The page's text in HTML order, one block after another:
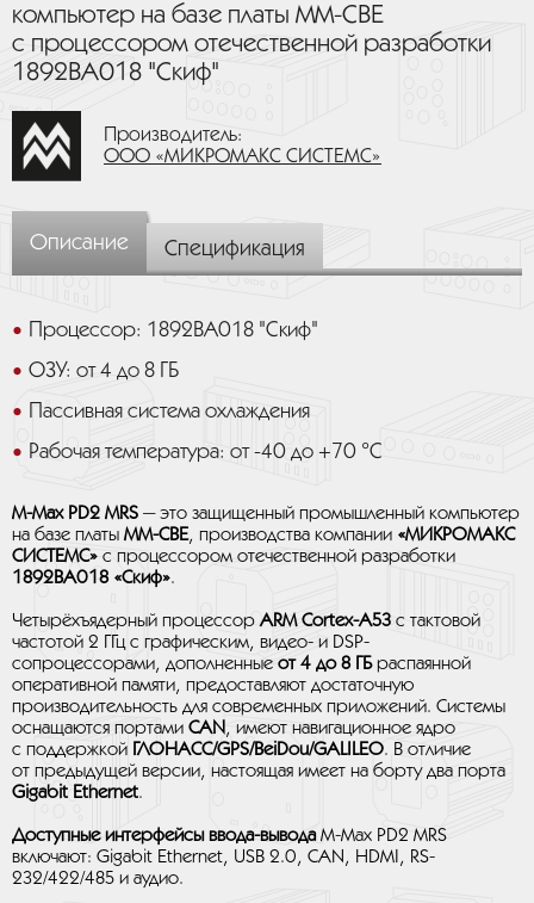
компьютер на базе платы MM-CBE
с процессором отечественной разработки
1892ВА018 "Скиф"
Производитель:
ООО «МИКРОМАКС СИСТЕМС»
Описание Спецификация
Процессор: 1892ВА018 "Скиф"
ОЗУ: от 4 до 8 ГБ
Пассивная система охлаждения
Рабочая температура: от -40 до +70 °C
M-Max PD2 MRS — это защищенный промышленный компьютер
на базе платы MM-CBE, производства компании «МИКРОМАКС
СИСТЕМС» с процессором отечественной разработки
1892ВА018 «Скиф».
Четырёхъядерный процессорARM Cortex-A53 с тактовой
частотой 2 ГГц с графическим, видео- и DSP-
сопроцессорами, дополненные от 4 до 8 ГБраспаянной
оперативной памяти, предоставляют достаточную
производительность для современных приложений. Системы
оснащаются портами CAN , имеют навигационное ядро
с поддержкой ГЛОНАСС/GPS/BeiDou/GALILEO. В отличие
от предыдущей версии, настоящая имеет на борту два порта
Gigabit Ethernet.
Доступные интерфейсы ввода-выводаM-Max PD2 MRS
включают: Gigabit Ethernet, USB 2.0, CAN, HDMI, RS-
232/422/485 и аудио.